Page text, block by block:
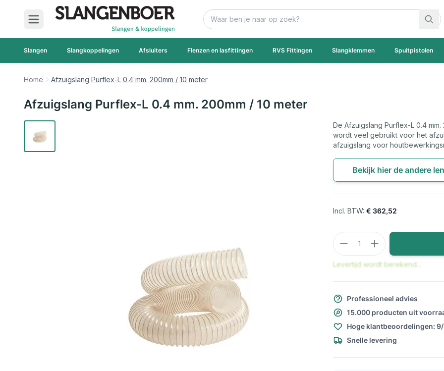
Ga naar de inhoud
Zoek
Slangen Slangkoppelingen Afsluiters Flenzen en lasfittingen RVS Fittingen Slangklemmen Spuitpistolen
Home Afzuigslang Purflex-L 0.4 mm. 200mm / 10 meter
Afzuigslang Purflex-L 0.4 mm. 200mm / 10 meter
De Afzuigslang Purflex-L 0.4
wordt veel gebruikt voor het
afzuigslang voor
Bekijk hier de andere
€ 362,52
Aantal
Levertijd wordt berekend...
Professioneel advies
15.000 producten uit
Hoge klantbeoordelingen:
Snelle levering